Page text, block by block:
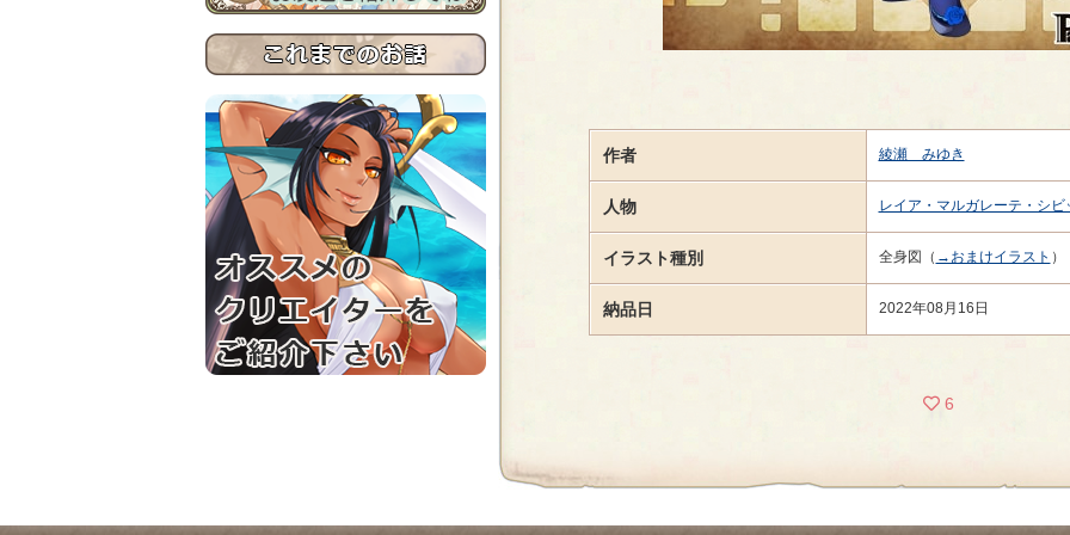
作者 綾瀬 みゆき
人物 レイア・マルガレーテ・シビ
イラスト種別 全身図（ →おまけイラスト ）
納品日 2022年08月16日
6